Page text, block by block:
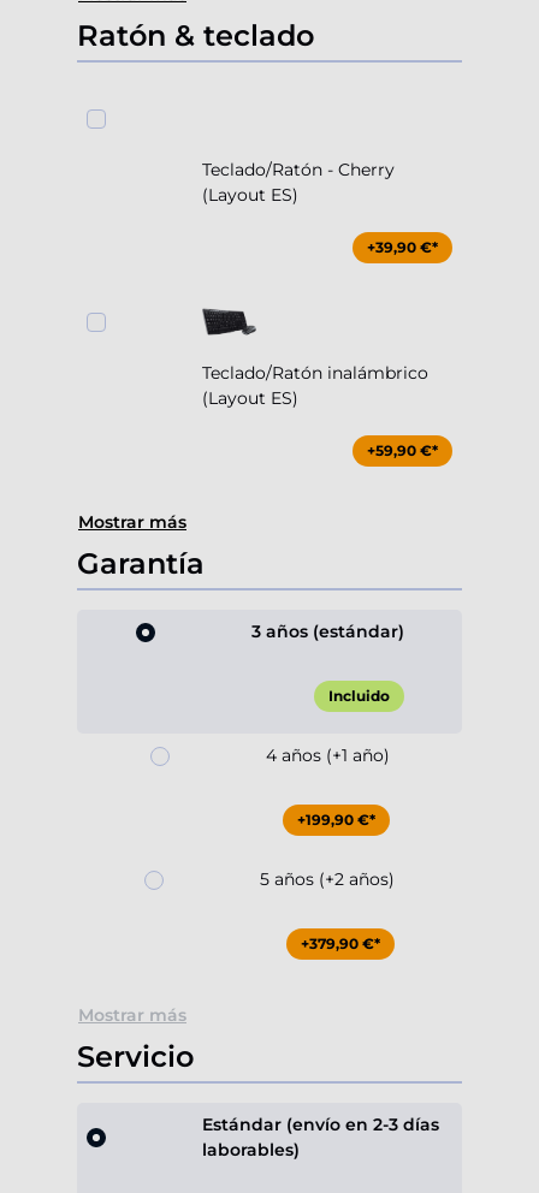
Ratón & teclado
Teclado/Ratón - Cherry
(Layout ES)
+39,90 €*
Teclado/Ratón inalámbrico
(Layout ES)
+59,90 €*
Mostrar más
Garantía
3 años (estándar)
Incluido
4 años (+1 año)
+199,90 €*
5 años (+2 años)
+379,90 €*
Mostrar más
Servicio
Estándar (envío en 2-3 días
laborables)